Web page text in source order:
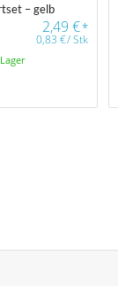
– gelb
2,49€*
0,83€/Stk